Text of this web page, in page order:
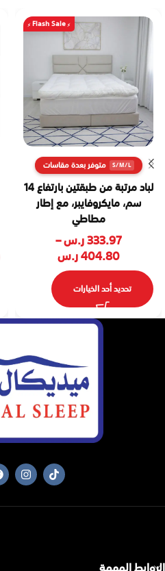
Flash Sale
متوفر بعدة مقاسات
لباد مرتبة من طبقتين بارتفاع 14
سم، مايكروفايبر، مع إطار
مطاطي
333.97ر.س–
404.80ر.س
تحديد أحد الخيارات